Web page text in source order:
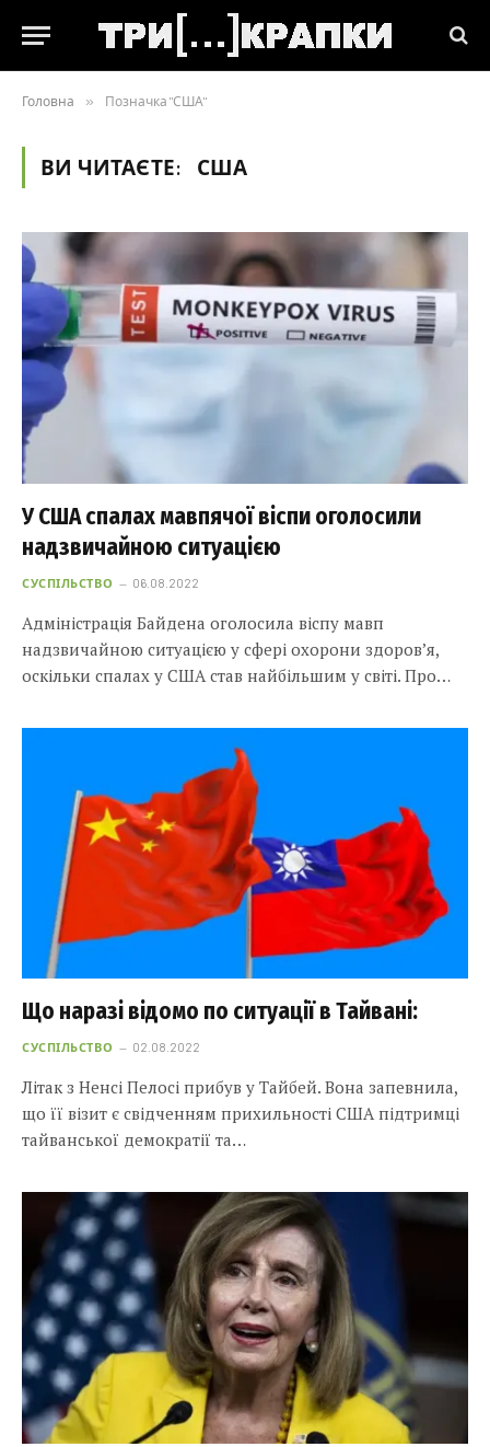
Головна » Позначка "США"
ВИ ЧИТАЄТЕ: США
У США спалах мавпячої віспи оголосили
надзвичайною ситуацією
СУСПІЛЬСТВО 06.08.2022
Адміністрація Байдена оголосила віспу мавп
надзвичайною ситуацією у сфері охорони здоров’я,
оскільки спалах у США став найбільшим у світі. Про…
Що наразі відомо по ситуації в Тайвані:
СУСПІЛЬСТВО 02.08.2022
Літак з Ненсі Пелосі прибув у Тайбей. Вона запевнила,
що її візит є свідченням прихильності США підтримці
тайванської демократії та…